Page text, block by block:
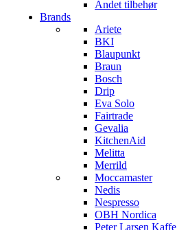
Andet tilbehør
Brands
Ariete
BKI
Blaupunkt
Braun
Bosch
Drip
Eva Solo
Fairtrade
Gevalia
KitchenAid
Melitta
Merrild
Moccamaster
Nedis
Nespresso
OBH Nordica
Peter Larsen Kaffe